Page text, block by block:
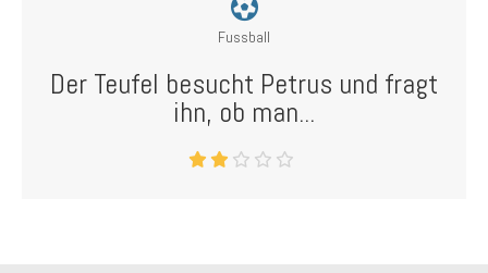
Fussball
Der Teufel besucht Petrus und fragt
ihn, ob man...